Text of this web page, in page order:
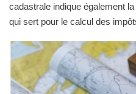
cadastrale indique également
qui sert pour le calcul des